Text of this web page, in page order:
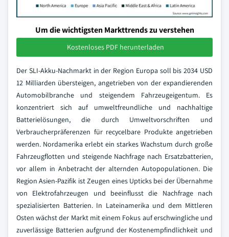
Um die wichtigsten Markttrends zu verstehen
Kostenloses PDF herunterladen
Der SLI-Akku-Nachmarkt in der Region Europa soll bis 2034 USD
12 Milliarden übersteigen, angetrieben von der expandierenden
Automobilbranche und steigendem Fahrzeugeigentum. Es
konzentriert sich auf umweltfreundliche und nachhaltige
Batterielösungen, die durch Umweltvorschriften und
Verbraucherpräferenzen für recycelbare Produkte angetrieben
werden. Nordamerika erlebt ein starkes Wachstum durch große
Fahrzeugflotten und steigende Nachfrage nach Ersatzbatterien,
vor allem in Anbetracht der alternden Autopopulationen. Die
Region Asien-Pazifik ist Zeugen eines Upticks bei der Übernahme
von Elektrofahrzeugen und beeinflusst die Nachfrage nach
spezialisierten Batterien. In Lateinamerika und dem Mittleren
Osten wächst der Markt mit einem Fokus auf erschwingliche und
zuverlässige Batterien aufgrund der Kostenempfindlichkeit und